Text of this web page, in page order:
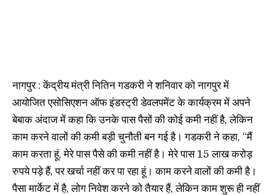
नागपुर : केंद्रीय मंत्री नितिन गडकरी ने शनिवार को नागपुर में
आयोजित एसोसिएशन ऑफ इंडस्ट्री डेवलपमेंट के कार्यक्रम में अपने
बेबाक अंदाज में कहा कि उनके पास पैसों की कोई कमी नहीं है, लेकिन
काम करने वालों की कमी बड़ी चुनौती बन गई है। गडकरी ने कहा, “मैं
काम करता हूं, मेरे पास पैसे की कमी नहीं है। मेरे पास 15 लाख करोड़
रुपये पड़े हैं, पर खर्चा नहीं कर पा रहा हूं। काम करने वालों की कमी है।
पैसा मार्केट में है, लोग निवेश करने को तैयार हैं, लेकिन काम शुरू ही नहीं